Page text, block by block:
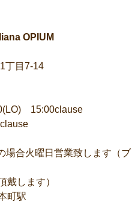
OPIUM
丁目7-14
15:00clause
場合火曜日営業致します（ブ
戴します）
町駅